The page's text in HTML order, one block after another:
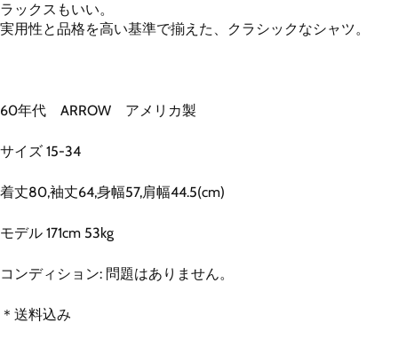
ラックスもいい。
実用性と品格を高い基準で揃えた、クラシックなシャツ。
60年代 ARROW アメリカ製
サイズ 15-34
着丈80,袖丈64,身幅57,肩幅44.5(cm)
モデル 171cm 53kg
コンディション: 問題はありません。
＊送料込み